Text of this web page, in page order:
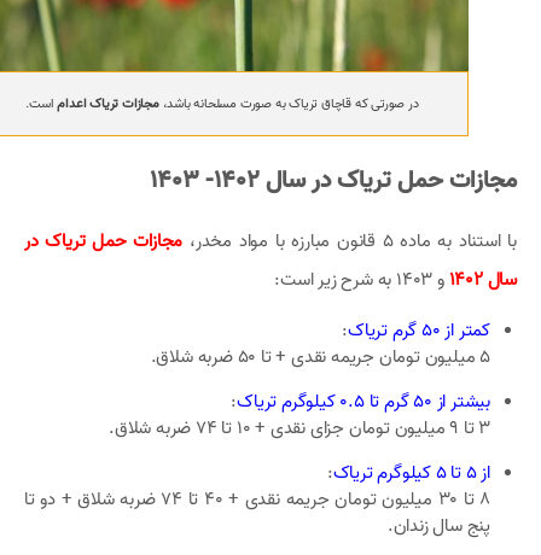
در صورتی که قاچاق تریاک به صورت مسلحانه باشد،مجازات تریاک اعداماست.
مجازات حمل تریاک در سال 1402- 1403
با استناد به ماده 5 قانون مبارزه با مواد مخدر،
مجازات حمل تریاک در
سال 1402
و 1403 به شرح زیر است:
کمتر از 50 گرم تریاک
:
5 میلیون تومان جریمه نقدی + تا 50 ضربه شلاق.
بیشتر از 50 گرم تا 0.5 کیلوگرم تریاک
:
3 تا 9 میلیون تومان جزای نقدی + 10 تا 74 ضربه شلاق.
از 5 تا 5 کیلوگرم تریاک
:
8 تا 30 میلیون تومان جریمه نقدی + 40 تا 74 ضربه شلاق + دو تا
پنج سال زندان.